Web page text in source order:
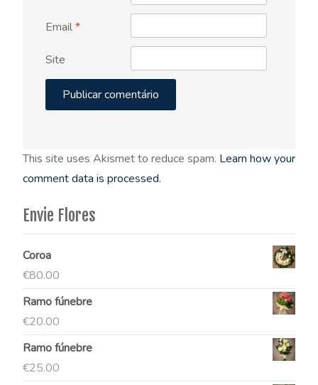
Email*
Site
This site uses Akismet to reduce spam. Learn how your
comment data is processed.
Envie Flores
Coroa
€80.00
Ramo fúnebre
€20.00
Ramo fúnebre
€25.00